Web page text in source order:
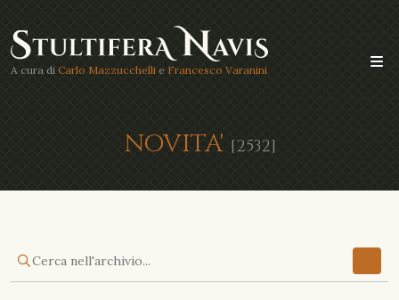
A cura di Carlo Mazzucchelli e Francesco Varanini
NOVITA' [2532]